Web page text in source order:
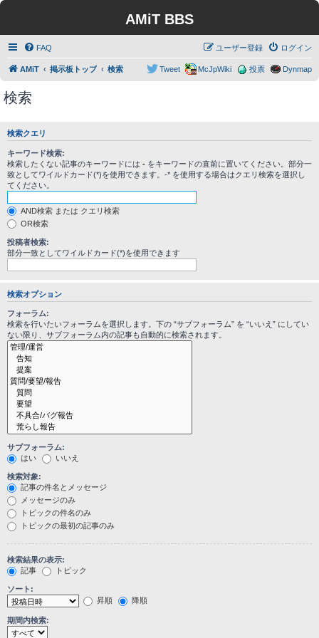
AMiT BBS
FAQ ログイン
ユーザー登録
AMiT 掲示板トップ 検索 Dynmap
投票
McJpWiki
Tweet
検索
検索クエリ
キーワード検索:
検索したくない記事のキーワードには - をキーワードの直前に置いてください。部分一
致としてワイルドカード(*)を使用できます。-* を使用する場合はクエリ検索を選択し
てください。
AND検索 または クエリ検索
OR検索
投稿者検索:
部分一致としてワイルドカード(*)を使用できます
検索オプション
フォーラム:
検索を行いたいフォーラムを選択します。下の “サブフォーラム” を “いいえ” にしてい
ない限り、サブフォーラム内の記事も自動的に検索されます。
サブフォーラム:
はい
いいえ
検索対象:
記事の件名とメッセージ
メッセージのみ
トピックの件名のみ
トピックの最初の記事のみ
検索結果の表示:
記事
トピック
ソート:
昇順
降順
期間内検索: